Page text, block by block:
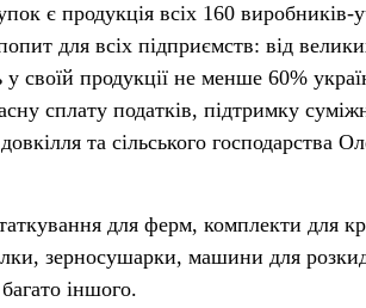
є продукція всіх 160 виробників-
для всіх підприємств: від
продукції не менше 60%
сплату податків, підтримку
та сільського господарства
для ферм, комплекти для
зерносушарки, машини для
іншого.